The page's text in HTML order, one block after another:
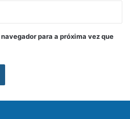
para a próxima vez que